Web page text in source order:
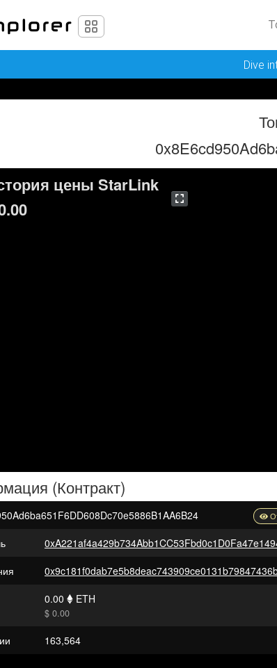
Dive
цены StarLink
(Контракт)
0.00 ETH
$ 0.00
163,564